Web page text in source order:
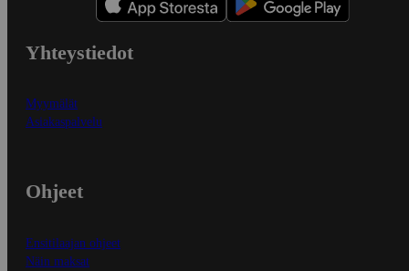
Yhteystiedot
Myymälät
Asiakaspalvelu
Ohjeet
Ensitilaajan ohjeet
Näin maksat